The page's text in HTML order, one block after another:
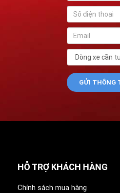
HỖ TRỢ KHÁCH HÀNG
Chính sách mua hàng